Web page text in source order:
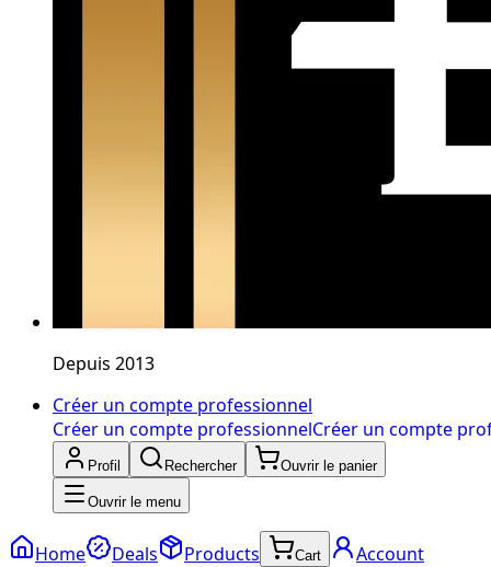
Depuis 2013
Créer un compte professionnel
Créer un compte professionnelCréer un compte
Profil Rechercher Ouvrir le panier
Ouvrir le menu
Home Deals Products Cart
Account